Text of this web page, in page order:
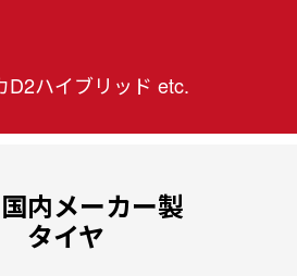
D2ハイブリッド etc.
国内メーカー製
タイヤ